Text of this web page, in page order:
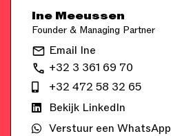
Ine Meeussen
Founder & Managing Partner
Email Ine
+32 3 361 69 70
+32 472 58 32 65
Bekijk LinkedIn
Verstuur een WhatsApp